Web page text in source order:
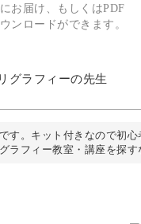
お届け、もしくはPDF
ンロードができます。
グラフィーの先生
す。キット付きなので初
フィー教室・講座を探す